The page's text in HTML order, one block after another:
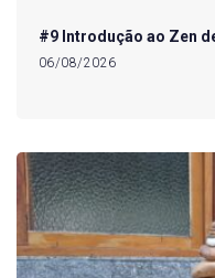
#9 Introdução ao Zen
06/08/2026